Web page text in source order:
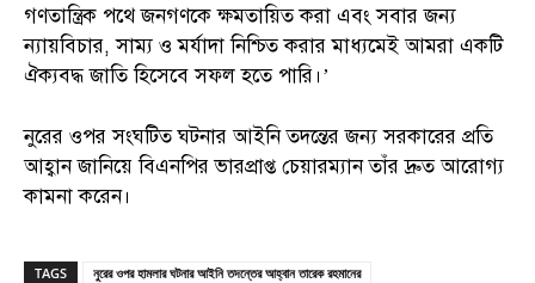
গণতান্ত্রিক পথে জনগণকে ক্ষমতায়িত করা এবং সবার জন্য
ন্যায়বিচার, সাম্য ও মর্যাদা নিশ্চিত করার মাধ্যমেই আমরা একটি
ঐক্যবদ্ধ জাতি হিসেবে সফল হতে পারি।’
নুরের ওপর সংঘটিত ঘটনার আইনি তদন্তের জন্য সরকারের প্রতি
আহ্বান জানিয়ে বিএনপির ভারপ্রাপ্ত চেয়ারম্যান তাঁর দ্রুত আরোগ্য
কামনা করেন।
TAGS নুরের ওপর হামলার ঘটনার আইনি তদন্তের আহ্বান তারেক রহমানের